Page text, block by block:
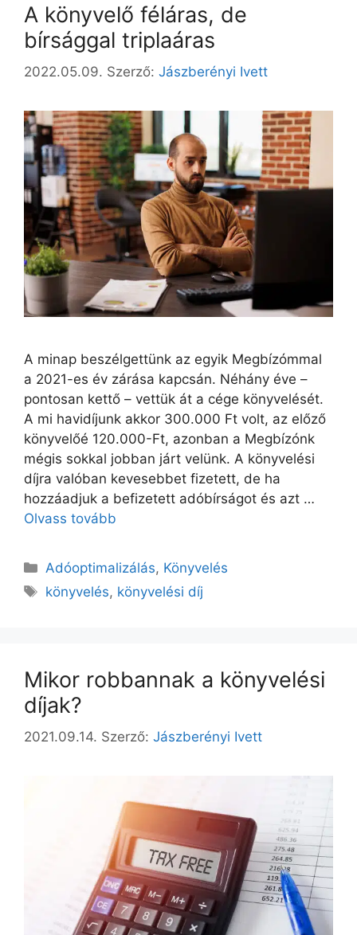
A könyvelő féláras, de
bírsággal triplaáras
2022.05.09. Szerző: Jászberényi Ivett
A minap beszélgettünk az egyik Megbízómmal
a 2021-es év zárása kapcsán. Néhány éve –
pontosan kettő – vettük át a cége könyvelését.
A mi havidíjunk akkor 300.000 Ft volt, az előző
könyvelőé 120.000-Ft, azonban a Megbízónk
mégis sokkal jobban járt velünk. A könyvelési
díjra valóban kevesebbet fizetett, de ha
hozzáadjuk a befizetett adóbírságot és azt …
Olvass tovább
Adóoptimalizálás, Könyvelés
könyvelés, könyvelési díj
Mikor robbannak a könyvelési
díjak?
2021.09.14. Szerző: Jászberényi Ivett